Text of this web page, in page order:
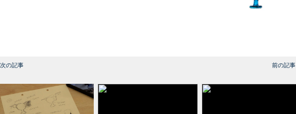
次の記事 前の記事